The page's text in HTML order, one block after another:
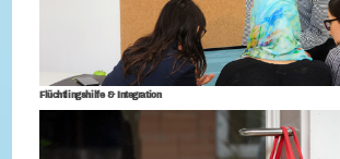
Flüchtlingshilfe & Integration